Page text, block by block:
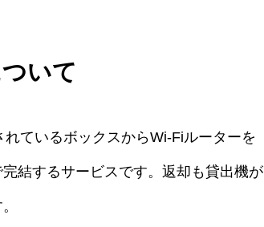
いて
ているボックスからWi-Fiルーターを
結するサービスです。返却も貸出機が